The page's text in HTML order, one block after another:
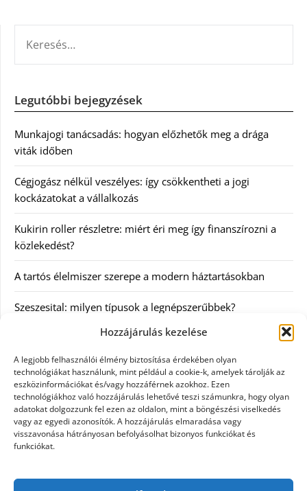
Hozzájárulás kezelése
A legjobb felhasználói élmény biztosítása érdekében olyan
technológiákat használunk, mint például a cookie-k, amelyek tárolják az
eszközinformációkat és/vagy hozzáférnek azokhoz. Ezen
technológiákhoz való hozzájárulás lehetővé teszi számunkra, hogy olyan
adatokat dolgozzunk fel ezen az oldalon, mint a böngészési viselkedés
vagy az egyedi azonosítók. A hozzájárulás elmaradása vagy
visszavonása hátrányosan befolyásolhat bizonyos funkciókat és
funkciókat.
Legutóbbi bejegyzések
Munkajogi tanácsadás: hogyan előzhetők meg a drága
viták időben
Cégjogász nélkül veszélyes: így csökkentheti a jogi
kockázatokat a vállalkozás
Kukirin roller részletre: miért éri meg így finanszírozni a
közlekedést?
A tartós élelmiszer szerepe a modern háztartásokban
Szeszesital: milyen típusok a legnépszerűbbek?
Egyéb
Irodalom
Szolgáltatás
Szórakozás